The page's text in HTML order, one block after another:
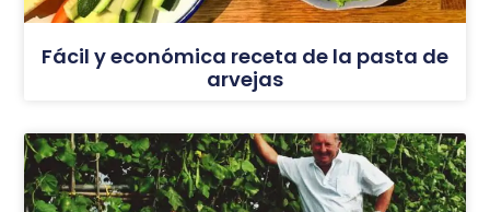
Fácil y económica receta de la pasta de
arvejas